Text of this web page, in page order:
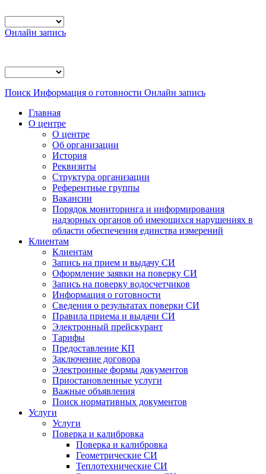
Онлайн запись
Поиск Информация о готовности Онлайн запись
Главная
О центре
О центре
Об организации
История
Реквизиты
Структура организации
Референтные группы
Вакансии
Порядок мониторинга и информирования
надзорных органов об имеющихся нарушениях в
области обеспечения единства измерений
Клиентам
Клиентам
Запись на прием и выдачу СИ
Оформление заявки на поверку СИ
Запись на поверку водосчетчиков
Информация о готовности
Сведения о результатах поверки СИ
Правила приема и выдачи СИ
Электронный прейскурант
Тарифы
Предоставление КП
Заключение договора
Электронные формы документов
Приостановленные услуги
Важные объявления
Поиск нормативных документов
Услуги
Услуги
Поверка и калибровка
Поверка и калибровка
Геометрические СИ
Теплотехнические СИ